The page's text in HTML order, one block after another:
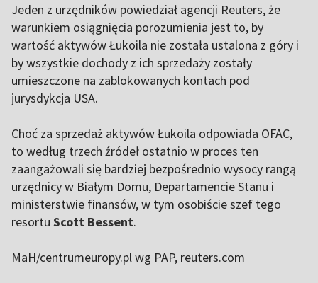
Jeden z urzędników powiedział agencji Reuters, że
warunkiem osiągnięcia porozumienia jest to, by
wartość aktywów Łukoila nie została ustalona z góry i
by wszystkie dochody z ich sprzedaży zostały
umieszczone na zablokowanych kontach pod
jurysdykcja USA.
Choć za sprzedaż aktywów Łukoila odpowiada OFAC,
to według trzech źródeł ostatnio w proces ten
zaangażowali się bardziej bezpośrednio wysocy rangą
urzędnicy w Białym Domu, Departamencie Stanu i
ministerstwie finansów, w tym osobiście szef tego
resortu Scott Bessent.
MaH/centrumeuropy.pl wg PAP, reuters.com